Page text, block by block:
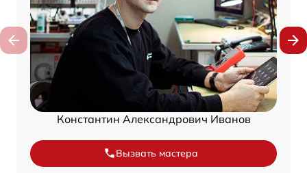
Константин Александрович Иванов
Вызвать мастера